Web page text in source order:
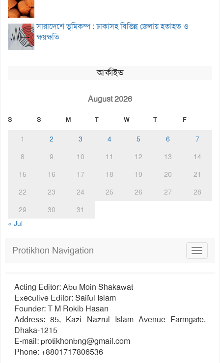
সারাদেশে ভূমিকম্প : ঢাকাসহ বিভিন্ন জেলায় হতাহত ও
ক্ষয়ক্ষতি
আর্কাইভ
August 2026
S S M T W T F
1 2 3 4 5 6
7
8
9 10 11 12 13
14
15
16 17 18 19 20
21
22
23 24 25 26 27
28
29
30
31
« Jul
Toggle
Protikhon Navigation
Acting Editor: Abu Moin Shakawat
Executive Editor: Saiful Islam
Founder: T M Rokib Hasan
Address: 85, Kazi Nazrul Islam Avenue Farmgate,
Dhaka-1215
E-mail:protikhonbng@gmail.com
Phone: +8801717806536